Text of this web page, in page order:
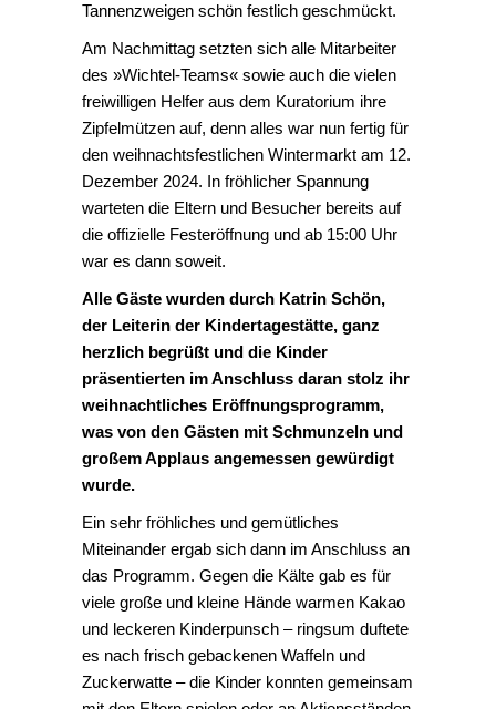
Tannenzweigen schön festlich geschmückt.
Am Nachmittag setzten sich alle Mitarbeiter
des »Wichtel-Teams« sowie auch die vielen
freiwilligen Helfer aus dem Kuratorium ihre
Zipfelmützen auf, denn alles war nun fertig für
den weihnachtsfestlichen Wintermarkt am 12.
Dezember 2024. In fröhlicher Spannung
warteten die Eltern und Besucher bereits auf
die offizielle Festeröffnung und ab 15:00 Uhr
war es dann soweit.
Alle Gäste wurden durch Katrin Schön,
der Leiterin der Kindertagestätte, ganz
herzlich begrüßt und die Kinder
präsentierten im Anschluss daran stolz ihr
weihnachtliches Eröffnungsprogramm,
was von den Gästen mit Schmunzeln und
großem Applaus angemessen gewürdigt
wurde.
Ein sehr fröhliches und gemütliches
Miteinander ergab sich dann im Anschluss an
das Programm. Gegen die Kälte gab es für
viele große und kleine Hände warmen Kakao
und leckeren Kinderpunsch – ringsum duftete
es nach frisch gebackenen Waffeln und
Zuckerwatte – die Kinder konnten gemeinsam